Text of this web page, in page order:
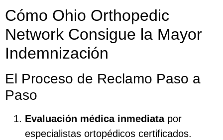
Cómo Ohio Orthopedic
Network Consigue la Mayor
Indemnización
El Proceso de Reclamo Paso a
Paso
Evaluación médica inmediatapor
especialistas ortopédicos certificados.